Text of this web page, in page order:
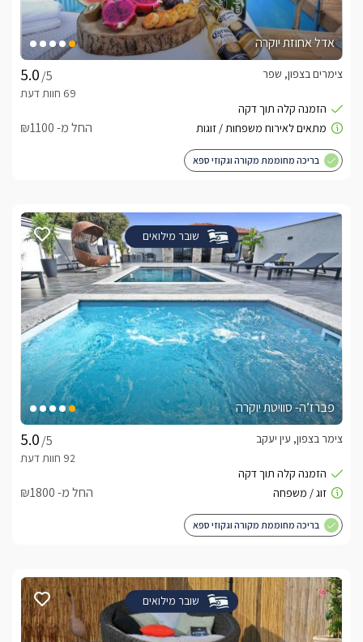
אדל אחוזת יוקרה
/5
צימרים בצפון, שפר
החל מ- ₪1100
בריכה מחוממת מקורה וגקוזי ספא
שובר מילואים
פברז’ה- סוויטת יוקרה
/5
צימר בצפון, עין יעקב
החל מ- ₪1800
בריכה מחוממת מקורה וגקוזי ספא
שובר מילואים